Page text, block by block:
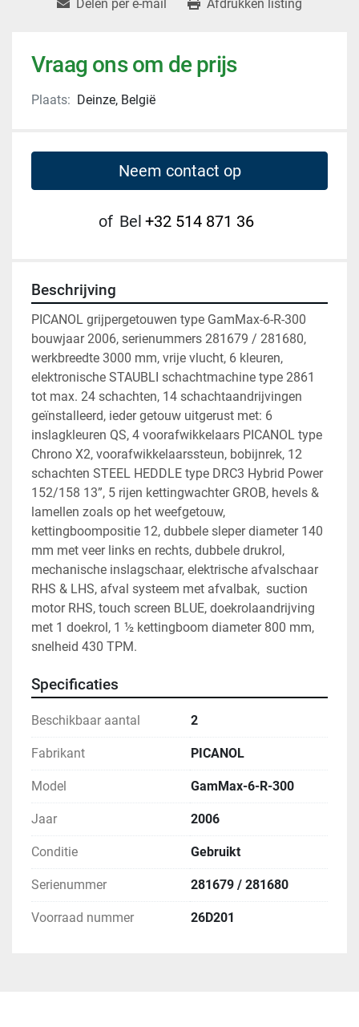
Delen per e-mail Afdrukken listing
Vraag ons om de prijs
Plaats: Deinze, België
Neem contact op
of Bel +32 514 871 36
Beschrijving
PICANOL grijpergetouwen type GamMax-6-R-300
bouwjaar 2006, serienummers 281679 / 281680,
werkbreedte 3000 mm, vrije vlucht, 6 kleuren,
elektronische STAUBLI schachtmachine type 2861
tot max. 24 schachten, 14 schachtaandrijvingen
geïnstalleerd, ieder getouw uitgerust met: 6
inslagkleuren QS, 4 voorafwikkelaars PICANOL type
Chrono X2, voorafwikkelaarssteun, bobijnrek, 12
schachten STEEL HEDDLE type DRC3 Hybrid Power
152/158 13”, 5 rijen kettingwachter GROB, hevels &
lamellen zoals op het weefgetouw,
kettingboompositie 12, dubbele sleper diameter 140
mm met veer links en rechts, dubbele drukrol,
mechanische inslagschaar, elektrische afvalschaar
RHS & LHS, afval systeem met afvalbak,  suction
motor RHS, touch screen BLUE, doekrolaandrijving
met 1 doekrol, 1 ½ kettingboom diameter 800 mm,
snelheid 430 TPM.
Specificaties
Beschikbaar aantal 2
Fabrikant PICANOL
Model GamMax-6-R-300
Jaar 2006
Conditie Gebruikt
Serienummer 281679 / 281680
Voorraad nummer 26D201